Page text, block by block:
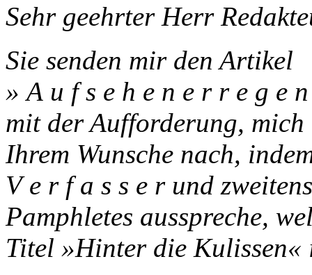
Sehr geehrter Herr
Sie senden mir den Artikel
» A u f s e h e n e r r e g
mit der Aufforderung,
Ihrem Wunsche nach,
V e r f a s s e r und
Pamphletes ausspreche,
Titel »Hinter die Kulissen«